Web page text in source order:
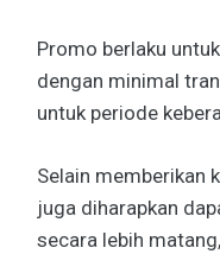
Promo berlaku
dengan minimal
untuk periode
Selain memberikan
juga diharapkan
secara lebih